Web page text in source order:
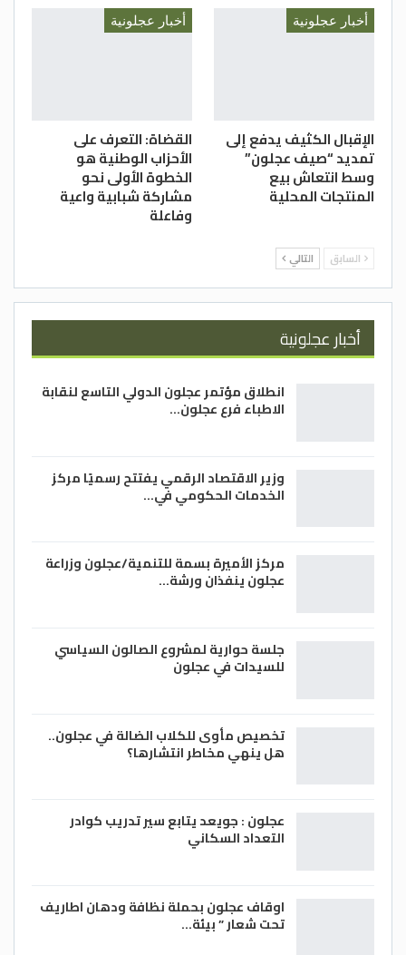
أخبار عجلونية
الإقبال الكثيف يدفع إلى
تمديد “صيف عجلون”
وسط انتعاش بيع
المنتجات المحلية
أخبار عجلونية
القضاة: التعرف على
الأحزاب الوطنية هو
الخطوة الأولى نحو
مشاركة شبابية واعية
وفاعلة
السابق التالي
أخبار عجلونية
انطلاق مؤتمر عجلون الدولي التاسع لنقابة
الاطباء فرع عجلون…
وزير الاقتصاد الرقمي يفتتح رسميًا مركز
الخدمات الحكومي في…
مركز الأميرة بسمة للتنمية/عجلون وزراعة
عجلون ينفذان ورشة…
جلسة حوارية لمشروع الصالون السياسي
للسيدات في عجلون
تخصيص مأوى للكلاب الضالة في عجلون..
هل ينهي مخاطر انتشارها؟
عجلون : جويعد يتابع سير تدريب كوادر
التعداد السكاني
اوقاف عجلون بحملة نظافة ودهان اطاريف
تحت شعار ” بيئة…